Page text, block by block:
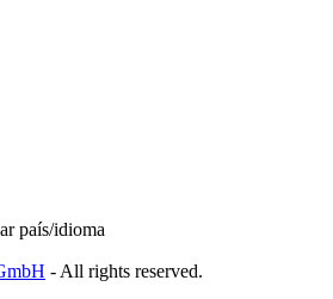
país/idioma
- All rights reserved.